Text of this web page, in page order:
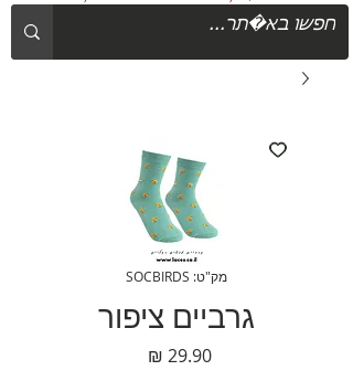
מק"ט: SOCBIRDS
גרביים ציפור
‏29.90 ‏₪